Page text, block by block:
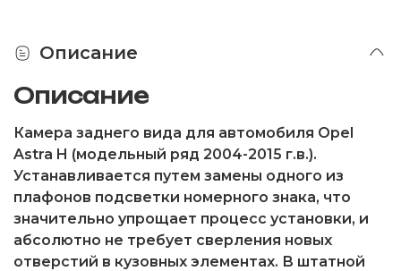
Описание
Описание
Камера заднего вида для автомобиля Opel
Astra H (модельный ряд 2004-2015 г.в.).
Устанавливается путем замены одного из
плафонов подсветки номерного знака, что
значительно упрощает процесс установки, и
абсолютно не требует сверления новых
отверстий в кузовных элементах. В штатной